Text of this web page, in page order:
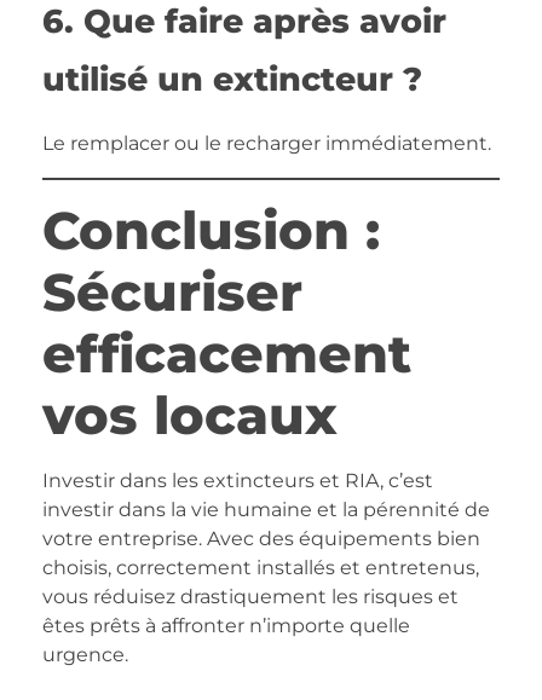
6. Que faire après avoir
utilisé un extincteur ?
Le remplacer ou le recharger immédiatement.
Conclusion :
Sécuriser
efficacement
vos locaux
Investir dans les extincteurs et RIA, c’est
investir dans la vie humaine et la pérennité de
votre entreprise. Avec des équipements bien
choisis, correctement installés et entretenus,
vous réduisez drastiquement les risques et
êtes prêts à affronter n’importe quelle
urgence.